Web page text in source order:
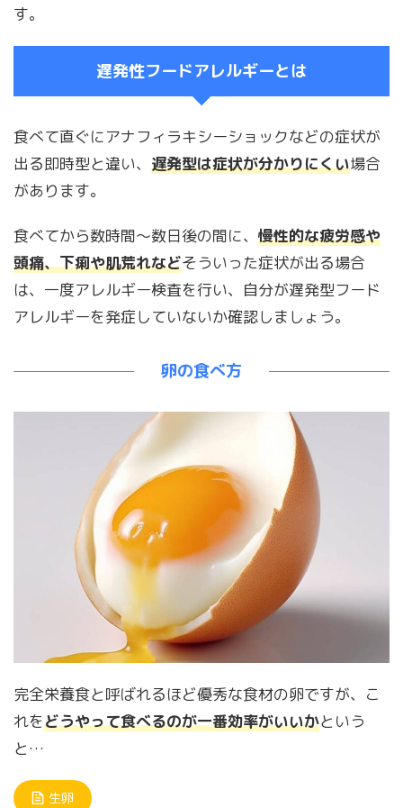
す。
遅発性フードアレルギーとは
食べて直ぐにアナフィラキシーショックなどの症状が
出る即時型と違い、 遅発型は症状が分かりにくい場合
があります。
食べてから数時間～数日後の間に、 慢性的な疲労感や
頭痛、下痢や肌荒れなどそういった症状が出る場合
は、一度アレルギー検査を行い、自分が遅発型フード
アレルギーを発症していないか確認しましょう。
卵の食べ方
完全栄養食と呼ばれるほど優秀な食材の卵ですが、こ
れをどうやって食べるのが一番効率がいいかという
と…
生卵